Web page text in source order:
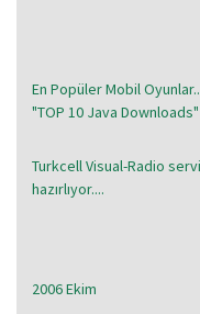
En Popüler Mobil
"TOP 10 Java Downloads"
Turkcell Visual-Radio
hazırlıyor....
2006 Ekim